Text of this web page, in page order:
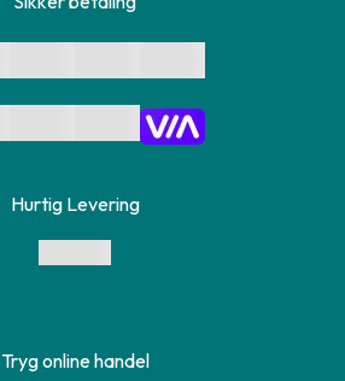
Hurtig Levering
Tryg online handel